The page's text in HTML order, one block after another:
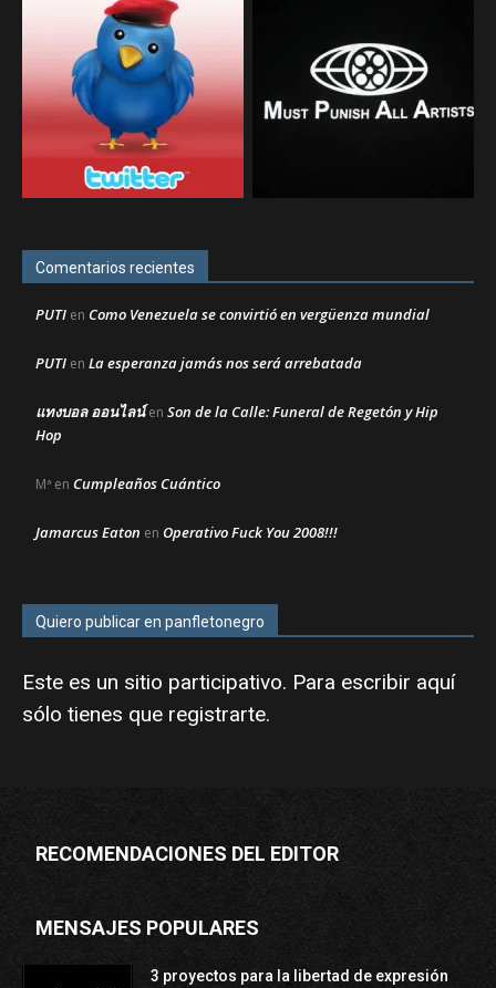
Comentarios recientes
PUTI en Como Venezuela se convirtió en vergüenza mundial
PUTI en La esperanza jamás nos será arrebatada
แทงบอล ออนไลน์en Son de la Calle: Funeral de Regetón y Hip
Hop
Mª en Cumpleaños Cuántico
Jamarcus Eaton en Operativo Fuck You 2008!!!
Quiero publicar en panfletonegro
Este es un sitio participativo. Para escribir aquí
sólo tienes que registrarte.
RECOMENDACIONES DEL EDITOR
MENSAJES POPULARES
3 proyectos para la libertad de expresión